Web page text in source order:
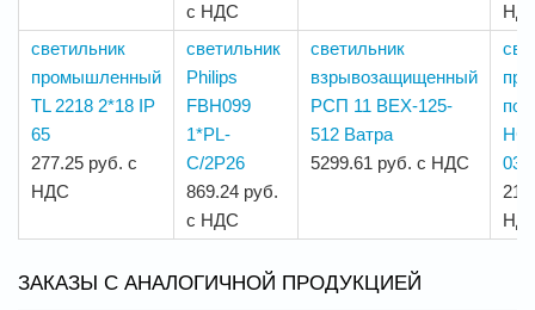
с НДС
светильник
промышленный
TL 2218 2*18 IP
65
277.25 руб. с
НДС
светильник
Philips
FBH099
1*PL-
C/2P26
869.24 руб.
с НДС
светильник
взрывозащищенный
РСП 11 ВЕХ-125-
512 Ватра
5299.61 руб. с НДС
ЗАКАЗЫ С АНАЛОГИЧНОЙ ПРОДУКЦИЕЙ